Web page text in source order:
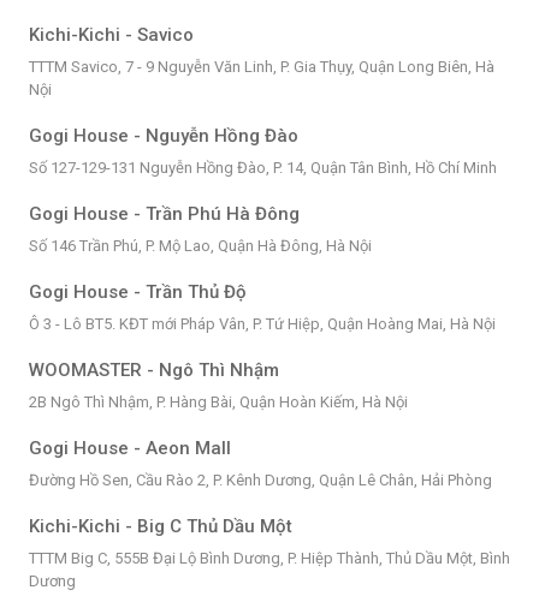
Kichi-Kichi - Savico
TTTM Savico, 7 - 9 Nguyễn Văn Linh, P. Gia Thụy, Quận Long Biên, Hà
Nội
Gogi House - Nguyễn Hồng Đào
Số 127-129-131 Nguyễn Hồng Đào, P. 14, Quận Tân Bình, Hồ Chí Minh
Gogi House - Trần Phú Hà Đông
Số 146 Trần Phú, P. Mộ Lao, Quận Hà Đông, Hà Nội
Gogi House - Trần Thủ Độ
Ô 3 - Lô BT5. KĐT mới Pháp Vân, P. Tứ Hiệp, Quận Hoàng Mai, Hà Nội
WOOMASTER - Ngô Thì Nhậm
2B Ngô Thì Nhậm, P. Hàng Bài, Quận Hoàn Kiếm, Hà Nội
Gogi House - Aeon Mall
Đường Hồ Sen, Cầu Rào 2, P. Kênh Dương, Quận Lê Chân, Hải Phòng
Kichi-Kichi - Big C Thủ Dầu Một
TTTM Big C, 555B Đại Lộ Bình Dương, P. Hiệp Thành, Thủ Dầu Một, Bình
Dương